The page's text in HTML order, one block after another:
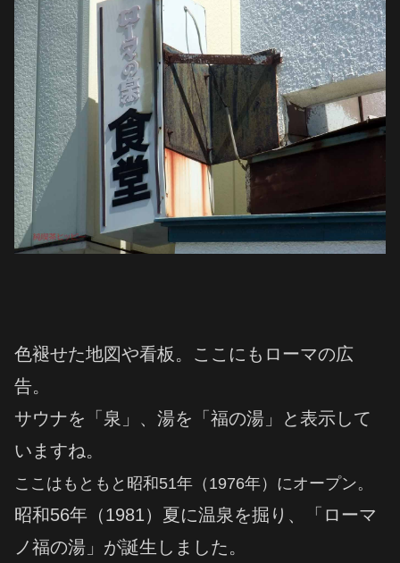
色褪せた地図や看板。ここにもローマの広
告。
サウナを「泉」、湯を「福の湯」と表示して
いますね。
ここはもともと昭和51年（1976年）にオープン。
昭和56年（1981）夏に温泉を掘り、「ローマ
ノ福の湯」が誕生しました。